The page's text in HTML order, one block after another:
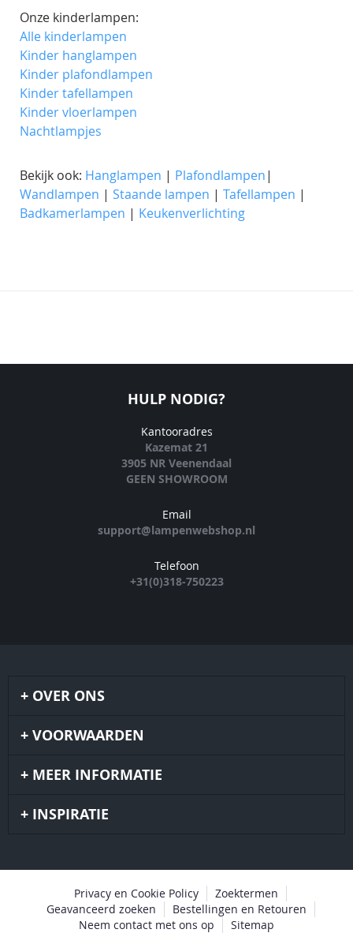
Onze kinderlampen:
Alle kinderlampen
Kinder hanglampen
Kinder plafondlampen
Kinder tafellampen
Kinder vloerlampen
Nachtlampjes
Bekijk ook: Hanglampen | Plafondlampen|
Wandlampen | Staande lampen | Tafellampen |
Badkamerlampen | Keukenverlichting
HULP NODIG?
Kantooradres
Kazemat 21
3905 NR Veenendaal
GEEN SHOWROOM
Email
support@lampenwebshop.nl
Telefoon
+31(0)318-750223
OVER ONS
VOORWAARDEN
MEER INFORMATIE
INSPIRATIE
Privacy en Cookie Policy
Zoektermen
Geavanceerd zoeken
Bestellingen en Retouren
Neem contact met ons op
Sitemap